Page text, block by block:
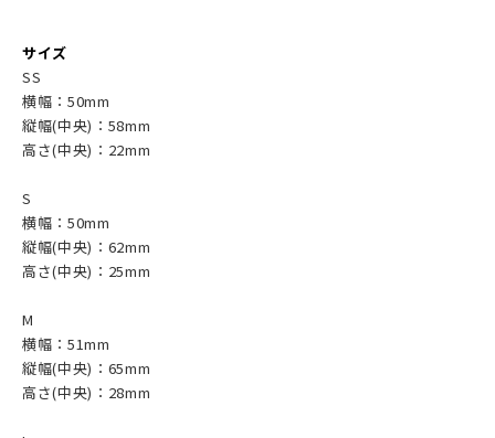
サイズ
SS
横幅：50mm
縦幅(中央)：58mm
高さ(中央)：22mm
S
横幅：50mm
縦幅(中央)：62mm
高さ(中央)：25mm
M
横幅：51mm
縦幅(中央)：65mm
高さ(中央)：28mm